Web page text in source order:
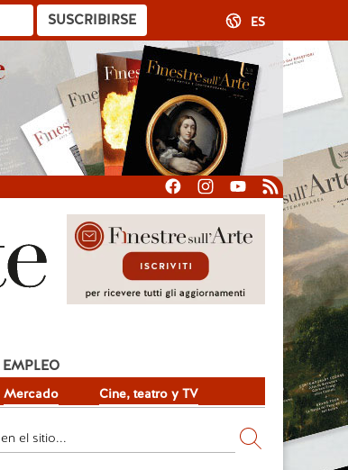
SUSCRIBIRSE ES
Mercado Cine, teatro y TV
EMPLEO